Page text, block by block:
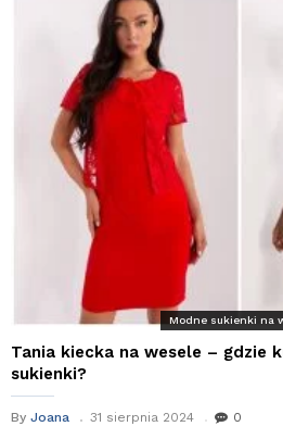
Modne sukienki na
Tania kiecka na wesele – gdzie
sukienki?
By Joana 31 sierpnia 2024 0